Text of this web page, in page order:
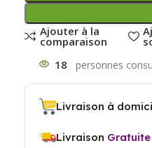
Ajouter à la
comparaison
18
Livraison à
Livraison Gratuite